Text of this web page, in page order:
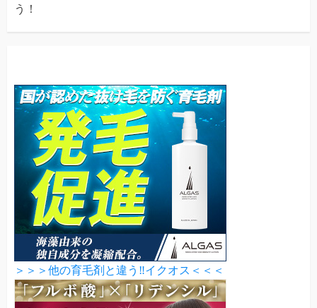
う！
＞＞＞他の育毛剤と違う‼イクオス＜＜＜